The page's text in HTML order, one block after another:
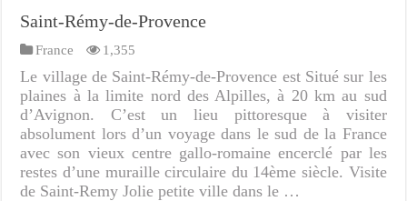
Saint-Rémy-de-Provence
France 1,355
Le village de Saint-Rémy-de-Provence est Situé sur les
plaines à la limite nord des Alpilles, à 20 km au sud
d’Avignon. C’est un lieu pittoresque à visiter
absolument lors d’un voyage dans le sud de la France
avec son vieux centre gallo-romaine encerclé par les
restes d’une muraille circulaire du 14ème siècle. Visite
de Saint-Remy Jolie petite ville dans le …